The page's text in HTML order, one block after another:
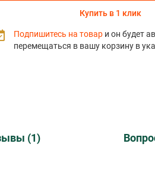
Купить в 1 клик
Подпишитесь на товар и он будет
перемещаться в вашу корзину в
(1)